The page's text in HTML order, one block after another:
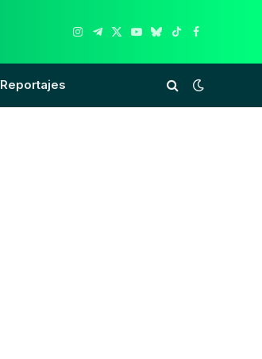
Instagram
Telegram
X
YouTube
Bluesky
TikTokFacebook
Reportajes